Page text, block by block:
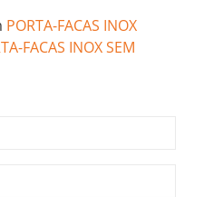
PORTA-FACAS INOX
FACAS INOX SEM